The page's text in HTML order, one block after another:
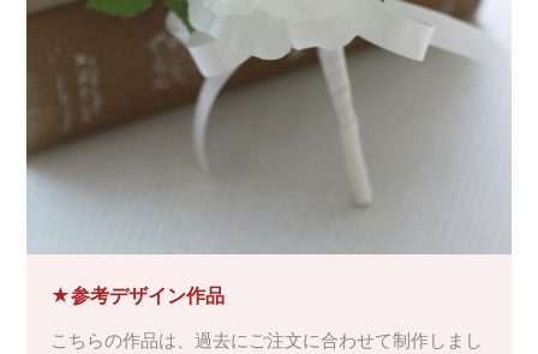
★参考デザイン作品
こちらの作品は、過去にご注文に合わせて制作しまし